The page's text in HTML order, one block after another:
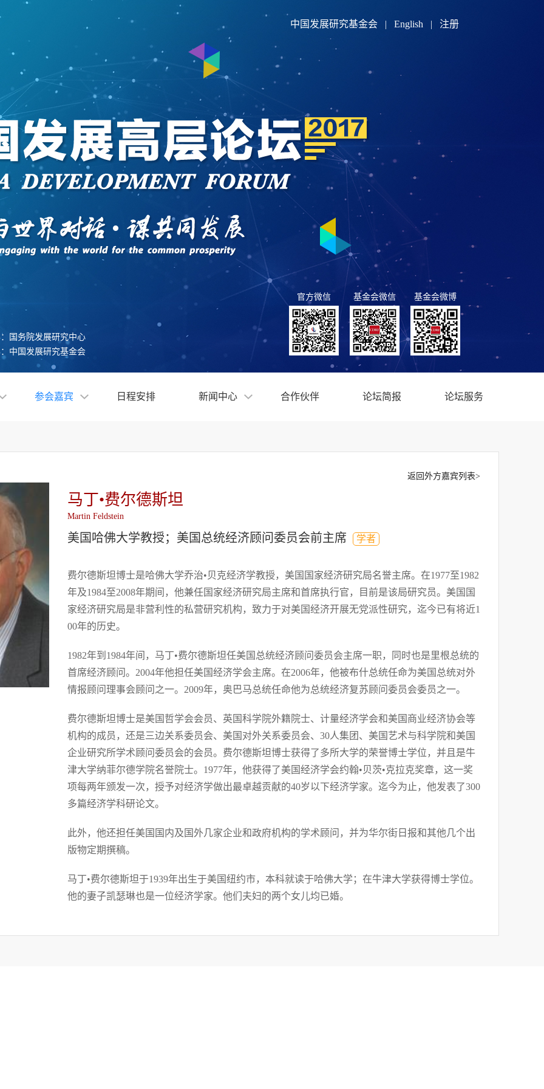
中国发展研究基金会 | English | 注册
国务院发展研究中心
中国发展研究基金会
官方微信 基金会微信 基金会微博
参会嘉宾 日程安排 新闻中心 合作伙伴 论坛简报 论坛服务
返回外方嘉宾列表>
马丁•费尔德斯坦
Martin Feldstein
美国哈佛大学教授；美国总统经济顾问委员会前主席 学者
费尔德斯坦博士是哈佛大学乔治•贝克经济学教授，美国国家经济研究局名誉主席。在1977至1982
年及1984至2008年期间，他兼任国家经济研究局主席和首席执行官，目前是该局研究员。美国国
家经济研究局是非营利性的私营研究机构，致力于对美国经济开展无党派性研究，迄今已有将近1
00年的历史。
1982年到1984年间，马丁•费尔德斯坦任美国总统经济顾问委员会主席一职，同时也是里根总统的
首席经济顾问。2004年他担任美国经济学会主席。在2006年，他被布什总统任命为美国总统对外
情报顾问理事会顾问之一。2009年，奥巴马总统任命他为总统经济复苏顾问委员会委员之一。
费尔德斯坦博士是美国哲学会会员、英国科学院外籍院士、计量经济学会和美国商业经济协会等
机构的成员，还是三边关系委员会、美国对外关系委员会、30人集团、美国艺术与科学院和美国
企业研究所学术顾问委员会的会员。费尔德斯坦博士获得了多所大学的荣誉博士学位，并且是牛
津大学纳菲尔德学院名誉院士。1977年，他获得了美国经济学会约翰•贝茨•克拉克奖章，这一奖
项每两年颁发一次，授予对经济学做出最卓越贡献的40岁以下经济学家。迄今为止，他发表了300
多篇经济学科研论文。
此外，他还担任美国国内及国外几家企业和政府机构的学术顾问，并为华尔街日报和其他几个出
版物定期撰稿。
马丁•费尔德斯坦于1939年出生于美国纽约市，本科就读于哈佛大学；在牛津大学获得博士学位。
他的妻子凯瑟琳也是一位经济学家。他们夫妇的两个女儿均已婚。